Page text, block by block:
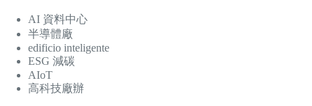
AI 資料中心
半導體廠
edificio inteligente
ESG 減碳
AIoT
高科技廠辦